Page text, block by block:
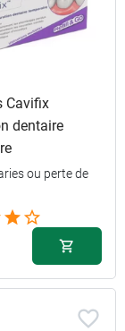
Cavifix
dentaire
ou perte de